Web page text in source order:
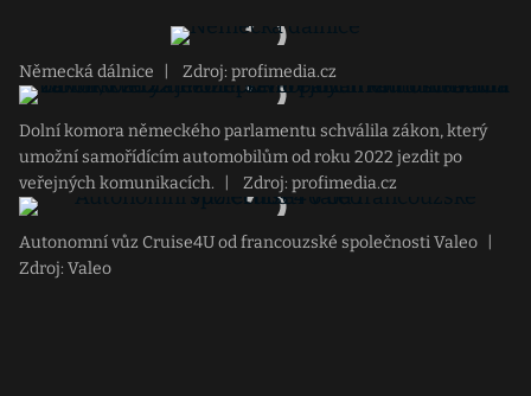
Německá dálnice Zdroj: profimedia.cz
Dolní komora německého parlamentu schválila zákon, který
umožní samořídícím automobilům od roku 2022 jezdit po
veřejných komunikacích.
Zdroj: profimedia.cz
Autonomní vůz Cruise4U od francouzské společnosti Valeo
Zdroj: Valeo